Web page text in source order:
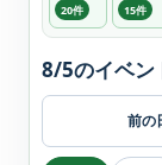
20件 15件
前の
8/5のイベン